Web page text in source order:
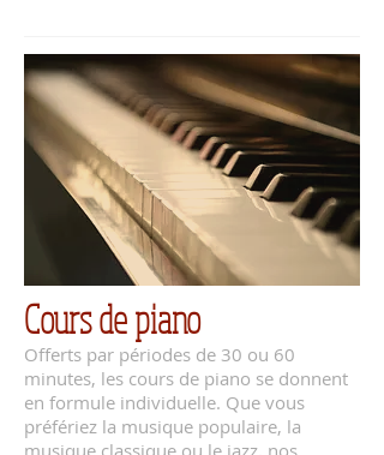
Cours de piano
Offerts par périodes de 30 ou 60
minutes, les cours de piano se donnent
en formule individuelle. Que vous
préfériez la musique populaire, la
musique classique ou le jazz, nos